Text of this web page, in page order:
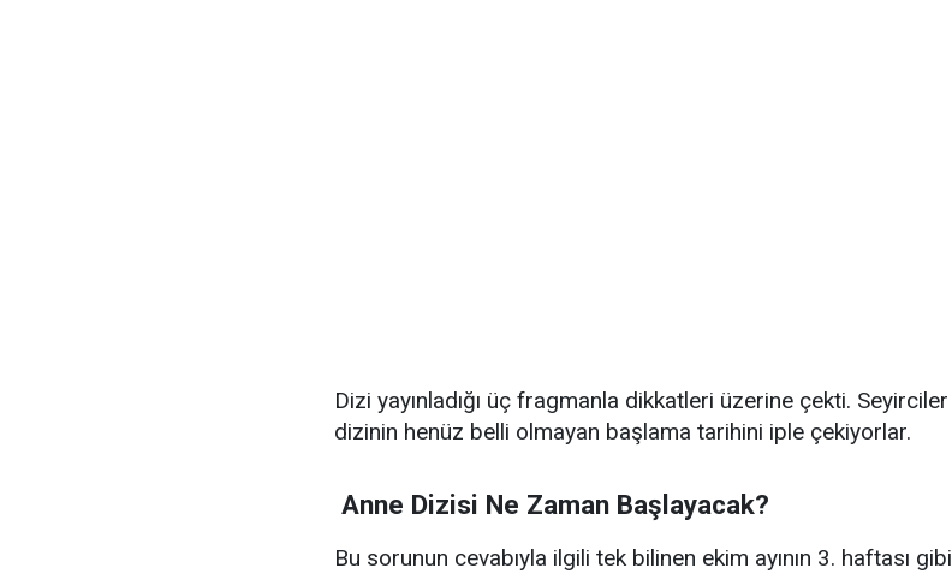
Dizi yayınladığı üç fragmanla dikkatleri üzerine çekti. Seyirciler
dizinin henüz belli olmayan başlama tarihini iple çekiyorlar.
Anne Dizisi Ne Zaman Başlayacak?
Bu sorunun cevabıyla ilgili tek bilinen ekim ayının 3. haftası gibi